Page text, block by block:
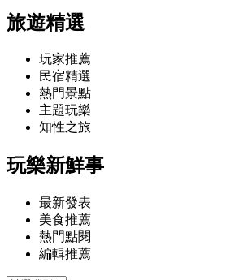
旅遊精選
玩家推薦
民宿精選
熱門景點
主題玩樂
知性之旅
玩樂新鮮事
最新發表
美食推薦
熱門點閱
編輯推薦